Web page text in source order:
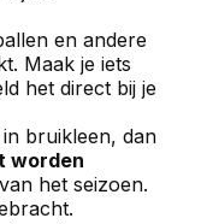
en andere
Maak je iets
het direct bij je
bruikleen, dan
worden
het seizoen.